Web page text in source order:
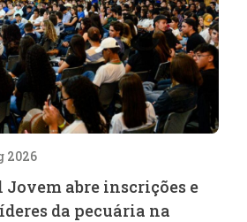
2026
abre inscrições e
da pecuária na